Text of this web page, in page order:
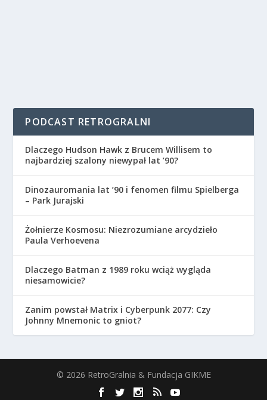
PODCAST RETROGRALNI
Dlaczego Hudson Hawk z Brucem Willisem to
najbardziej szalony niewypał lat ’90?
Dinozauromania lat ’90 i fenomen filmu Spielberga
– Park Jurajski
Żołnierze Kosmosu: Niezrozumiane arcydzieło
Paula Verhoevena
Dlaczego Batman z 1989 roku wciąż wygląda
niesamowicie?
Zanim powstał Matrix i Cyberpunk 2077: Czy
Johnny Mnemonic to gniot?
© 2026 RetroGralnia & Fundacja GIKME